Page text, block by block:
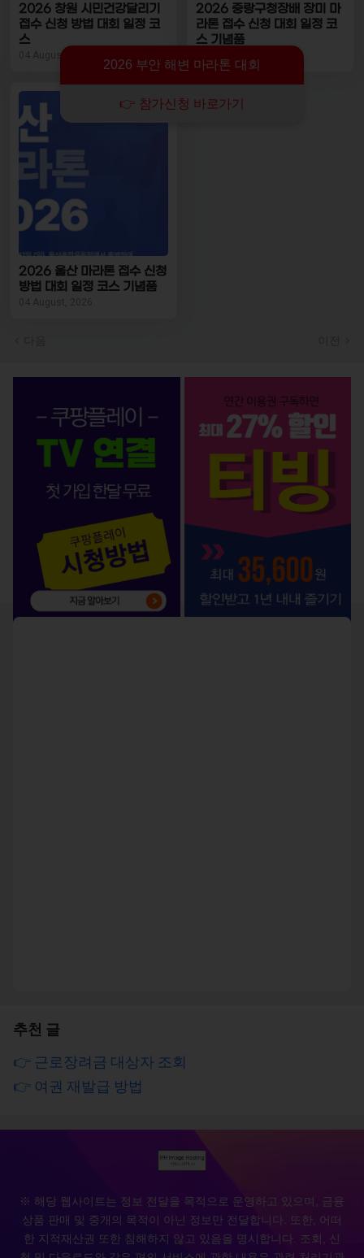
2026 부안 해변 마라톤 대회
👉 참가신청 바로가기
2026 창원 시민건강달리기
접수 신청 방법 대회 일정 코
스
04 August, 2026
2026 중랑구청장배 장미 마
라톤 접수 신청 대회 일정 코
스 기념품
2026 울산 마라톤 접수 신청
방법 대회 일정 코스 기념품
추천 글
👉 근로장려금 대상자 조회
👉 여권 재발급 방법
※ 해당 웹사이트는 정보 전달을 목적으로 운영하고 있으며, 금융
상품 판매 및 중개의 목적이 아닌 정보만 전달합니다. 또한, 어떠
한 지적재산권 또한 침해하지 않고 있음을 명시합니다. 조회, 신